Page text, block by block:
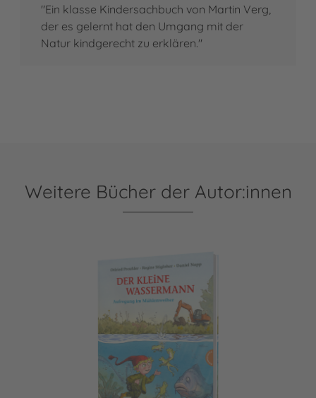
"Ein klasse Kindersachbuch von Martin Verg,
der es gelernt hat den Umgang mit der
Natur kindgerecht zu erklären."
Weitere Bücher der Autor:innen